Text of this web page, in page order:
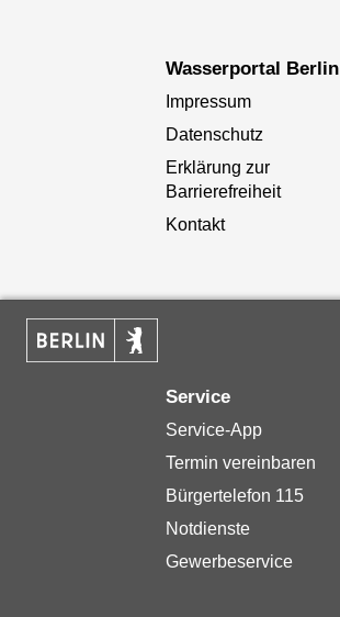
Wasserportal Berlin
Impressum
Datenschutz
Erklärung zur
Barrierefreiheit
Kontakt
Service
Service-App
Termin vereinbaren
Bürgertelefon 115
Notdienste
Gewerbeservice